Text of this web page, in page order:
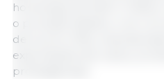
homólogo de 2024. O
o principal destino, com
de euros (+4%),
exportações de cacau,
proteaginosas.